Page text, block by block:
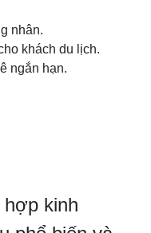
nhân.
khách du lịch.
ngắn hạn.
kinh